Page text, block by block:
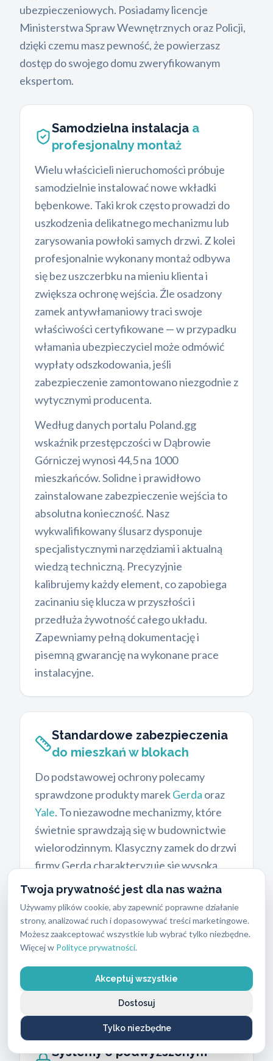
Twoja prywatność jest dla nas ważna
Używamy plików cookie, aby zapewnić poprawne działanie
strony, analizować ruch i dopasowywać treści marketingowe.
Możesz zaakceptować wszystkie lub wybrać tylko niezbędne.
Więcej w Polityce prywatności.
Akceptuj wszystkie
Tylko niezbędne
Dostosuj
ubezpieczeniowych. Posiadamy licencje
Ministerstwa Spraw Wewnętrznych oraz Policji,
dzięki czemu masz pewność, że powierzasz
dostęp do swojego domu zweryfikowanym
ekspertom.
Samodzielna instalacja a
profesjonalny montaż
Wielu właścicieli nieruchomości próbuje
samodzielnie instalować nowe wkładki
bębenkowe. Taki krok często prowadzi do
uszkodzenia delikatnego mechanizmu lub
zarysowania powłoki samych drzwi. Z kolei
profesjonalnie wykonany montaż odbywa
się bez uszczerbku na mieniu klienta i
zwiększa ochronę wejścia. Źle osadzony
zamek antywłamaniowy traci swoje
właściwości certyfikowane — w przypadku
włamania ubezpieczyciel może odmówić
wypłaty odszkodowania, jeśli
zabezpieczenie zamontowano niezgodnie z
wytycznymi producenta.
Według danych portalu Poland.gg
wskaźnik przestępczości w Dąbrowie
Górniczej wynosi 44,5 na 1000
mieszkańców. Solidne i prawidłowo
zainstalowane zabezpieczenie wejścia to
absolutna konieczność. Nasz
wykwalifikowany ślusarz dysponuje
specjalistycznymi narzędziami i aktualną
wiedzą techniczną. Precyzyjnie
kalibrujemy każdy element, co zapobiega
zacinaniu się klucza w przyszłości i
przedłuża żywotność całego układu.
Zapewniamy pełną dokumentację i
pisemną gwarancję na wykonane prace
instalacyjne.
Standardowe zabezpieczenia
do mieszkań w blokach
Do podstawowej ochrony polecamy
sprawdzone produkty marekGerda oraz
Yale. To niezawodne mechanizmy, które
świetnie sprawdzają się w budownictwie
wielorodzinnym. Klasyczny zamek do drzwi
firmy Gerda charakteryzuje się wysoką
odpornością na rozwiercanie dzięki
zastosowaniu hartowanych elementów.
Modele Yale oferują doskonały stosunek
ceny do jakości i są łatwe w codziennej
obsłudze. Instalacja tych wkładek zajmuje
minut.
Systemy o podwyższonym